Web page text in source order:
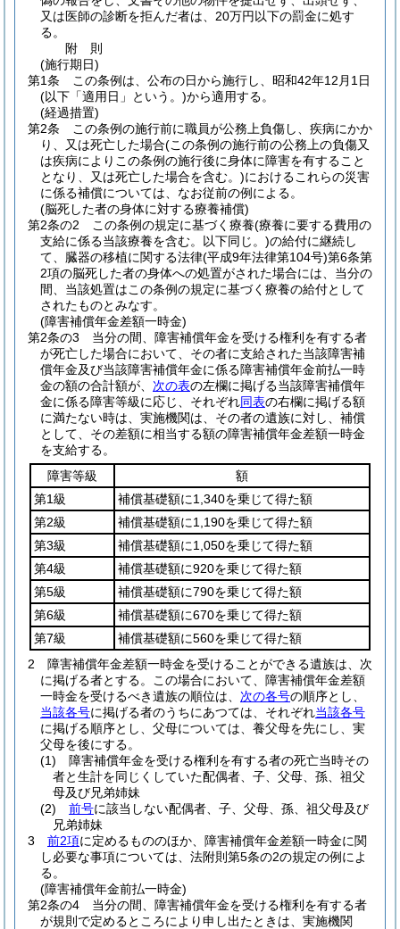
又は医師の診断を拒んだ者は、20万円以下の罰金に処す
る。
附 則
(施行期日)
第1条
この条例は、公布の日から施行し、昭和42年12月1日
(以下「適用日」という。)から適用する。
(経過措置)
第2条
この条例の施行前に職員が公務上負傷し、疾病にかか
り、又は死亡した場合(この条例の施行前の公務上の負傷又
は疾病によりこの条例の施行後に身体に障害を有すること
となり、又は死亡した場合を含む。)におけるこれらの災害
に係る補償については、なお従前の例による。
(脳死した者の身体に対する療養補償)
第2条の2
この条例の規定に基づく療養(療養に要する費用の
支給に係る当該療養を含む。以下同じ。)の給付に継続し
て、臓器の移植に関する法律(平成9年法律第104号)第6条第
2項の脳死した者の身体への処置がされた場合には、当分の
間、当該処置はこの条例の規定に基づく療養の給付として
されたものとみなす。
(障害補償年金差額一時金)
第2条の3
当分の間、障害補償年金を受ける権利を有する者
が死亡した場合において、その者に支給された当該障害補
償年金及び当該障害補償年金に係る障害補償年金前払一時
金の額の合計額が、 次の表の左欄に掲げる当該障害補償年
金に係る障害等級に応じ、それぞれ同表の右欄に掲げる額
に満たない時は、実施機関は、その者の遺族に対し、補償
として、その差額に相当する額の障害補償年金差額一時金
を支給する。
障害等級
額
第1級
補償基礎額に1,340を乗じて得た額
第2級
補償基礎額に1,190を乗じて得た額
第3級
補償基礎額に1,050を乗じて得た額
第4級
補償基礎額に920を乗じて得た額
第5級
補償基礎額に790を乗じて得た額
第6級
補償基礎額に670を乗じて得た額
第7級
補償基礎額に560を乗じて得た額
2
障害補償年金差額一時金を受けることができる遺族は、次
に掲げる者とする。
この場合において、障害補償年金差額
一時金を受けるべき遺族の順位は、 次の各号の順序とし、
当該各号に掲げる者のうちにあつては、それぞれ当該各号
に掲げる順序とし、父母については、養父母を先にし、実
父母を後にする。
(1)
障害補償年金を受ける権利を有する者の死亡当時その
者と生計を同じくしていた配偶者、子、父母、孫、祖父
母及び兄弟姉妹
(2)
前号に該当しない配偶者、子、父母、孫、祖父母及び
兄弟姉妹
3
前2項に定めるもののほか、障害補償年金差額一時金に関
し必要な事項については、法附則第5条の2の規定の例によ
る。
(障害補償年金前払一時金)
第2条の4
当分の間、障害補償年金を受ける権利を有する者
が規則で定めるところにより申し出たときは、実施機関